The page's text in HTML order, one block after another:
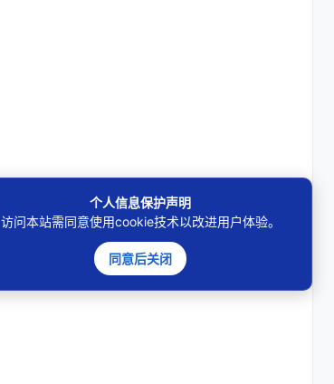
个人信息保护声明
访问本站需同意使用cookie技术以改进用户体验。
同意后关闭